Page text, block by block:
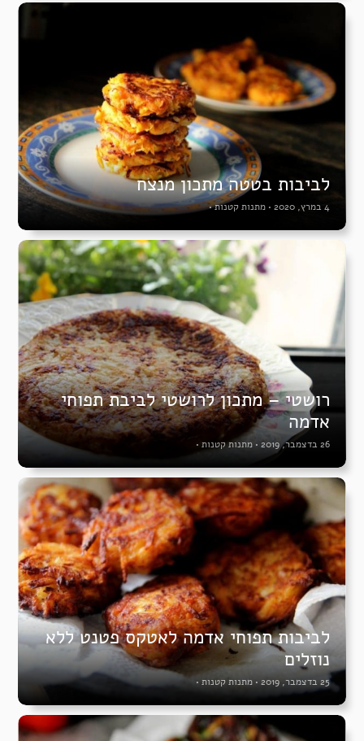
לביבות בטטה מתכון מנצח
4 במרץ, 2020 • מתנות קטנות•
רושטי – מתכון לרושטי לביבת תפוחי
אדמה
26 בדצמבר, 2019 • מתנות קטנות •
לביבות תפוחי אדמה לאטקס פטנט ללא
נוזלים
25 בדצמבר, 2019 • מתנות קטנות •